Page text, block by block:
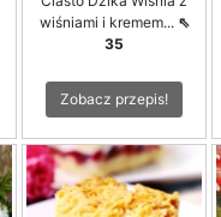
wiśniami i kremem... ⇖
35
Zobacz przepis!